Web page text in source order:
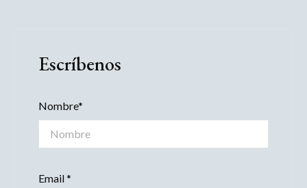
Escríbenos
Nombre*
Email *